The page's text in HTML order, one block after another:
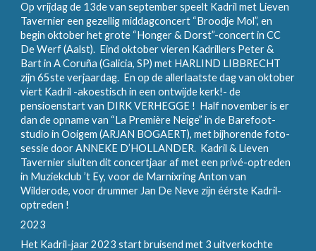
Op vrijdag de 13de van september speelt Kadril met Lieven
Tavernier een gezellig middagconcert “Broodje Mol”, en
begin oktober het grote “Honger & Dorst”-concert in CC
De Werf (Aalst). Eind oktober vieren Kadrillers Peter &
Bart in A Coruña (Galicia, SP) met HARLIND LIBBRECHT
zijn 65ste verjaardag. En op de allerlaatste dag van oktober
viert Kadril -akoestisch in een ontwijde kerk!- de
pensioenstart van DIRK VERHEGGE ! Half november is er
dan de opname van “La Première Neige” in de Barefoot-
studio in Ooigem (ARJAN BOGAERT), met bijhorende foto-
sessie door ANNEKE D’HOLLANDER. Kadril & Lieven
Tavernier sluiten dit concertjaar af met een privé-optreden
in Muziekclub ’t Ey, voor de Marnixring Anton van
Wilderode, voor drummer Jan De Neve zijn éérste Kadril-
optreden !
2023
Het Kadril-jaar 2023 start bruisend met 3 uitverkochte